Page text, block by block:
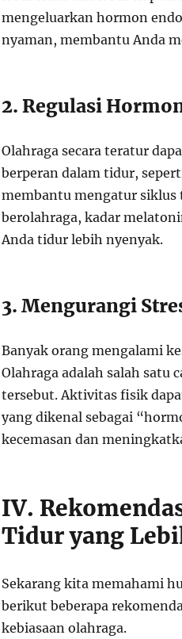
mengeluarkan hormon
nyaman, membantu Anda
2. Regulasi
Olahraga secara teratur
berperan dalam tidur,
membantu mengatur siklus
berolahraga, kadar
Anda tidur lebih nyenyak.
3. Mengurangi
Banyak orang mengalami
Olahraga adalah salah satu
tersebut. Aktivitas fisik
yang dikenal sebagai
kecemasan dan
IV.
Tidur yang
Sekarang kita memahami
berikut beberapa
kebiasaan olahraga.